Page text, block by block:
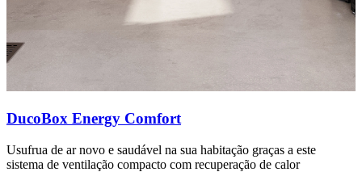
DucoBox Energy Comfort
Usufrua de ar novo e saudável na sua habitação graças a este
sistema de ventilação compacto com recuperação de calor